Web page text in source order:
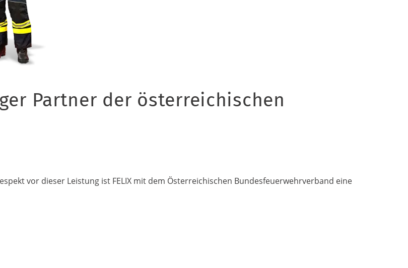
Partner der österreichischen
vor dieser Leistung ist FELIX mit dem Österreichischen Bundesfeuerwehrverband eine